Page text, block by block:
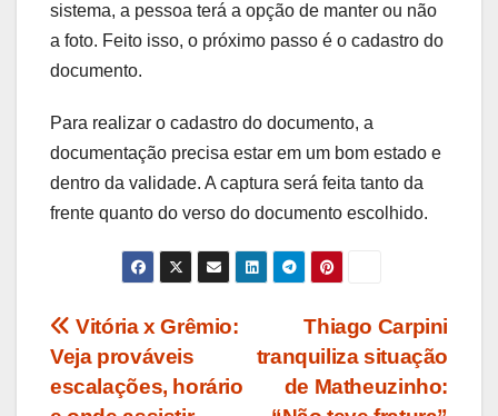
sistema, a pessoa terá a opção de manter ou não
a foto. Feito isso, o próximo passo é o cadastro do
documento.
Para realizar o cadastro do documento, a
documentação precisa estar em um bom estado e
dentro da validade. A captura será feita tanto da
frente quanto do verso do documento escolhido.
Navegação
de
Thiago Carpini
tranquiliza situação
de Matheuzinho:
Vitória x Grêmio:
Veja prováveis
escalações, horário